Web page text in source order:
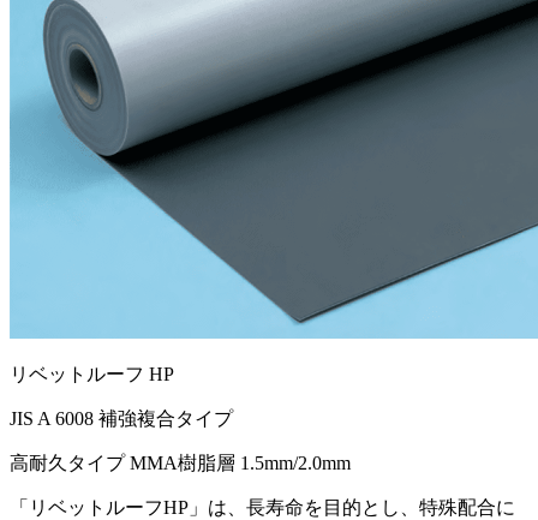
リベットルーフ HP
JIS A 6008 補強複合タイプ
高耐久タイプ MMA樹脂層 1.5mm/2.0mm
「リベットルーフHP」は、長寿命を目的とし、特殊配合に